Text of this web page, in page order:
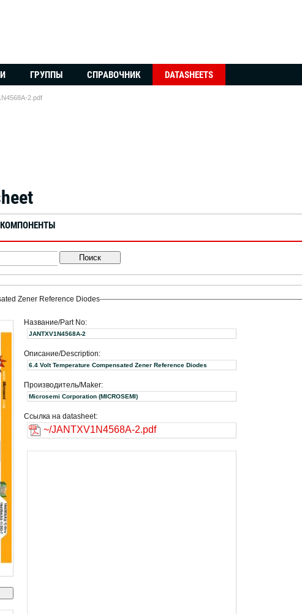
ГРУППЫ СПРАВОЧНИК DATASHEETS
2.pdf
Поиск
Zener Reference Diodes
Название/Part No:
JANTXV1N4568A-2
Описание/Description:
6.4 Volt Temperature Compensated Zener Reference Diodes
Производитель/Maker:
Microsemi Corporation (MICROSEMI)
Ссылка на datasheet:
~/JANTXV1N4568A-2.pdf